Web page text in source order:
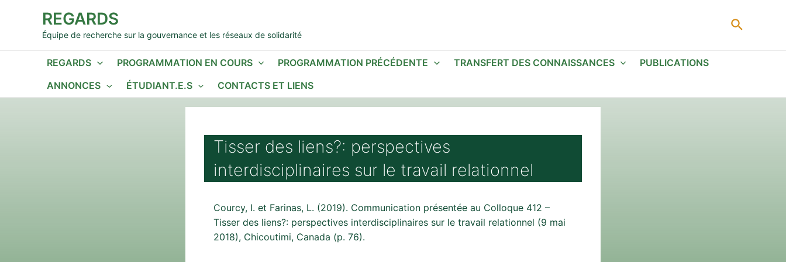
REGARDS
Équipe de recherche sur la gouvernance et les réseaux de solidarité
REGARDS PROGRAMMATION EN COURS PROGRAMMATION PRÉCÉDENTE TRANSFERT DES CONNAISSANCES
PUBLICATIONS
ANNONCES
ÉTUDIANT.E.S CONTACTS ET LIENS
Tisser des liens?: perspectives
interdisciplinaires sur le travail relationnel
Courcy, I. et Farinas, L. (2019). Communication présentée au Colloque 412 –
Tisser des liens?: perspectives interdisciplinaires sur le travail relationnel (9 mai
2018), Chicoutimi, Canada (p. 76).